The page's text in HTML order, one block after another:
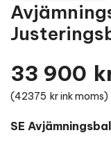
33 900
(42375 kr ink moms)
SE